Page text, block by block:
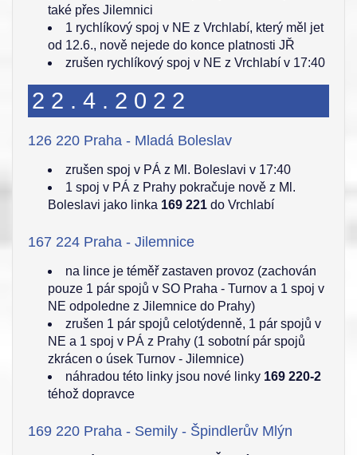
také přes Jilemnici
1 rychlíkový spoj v NE z Vrchlabí, který měl jet
od 12.6., nově nejede do konce platnosti JŘ
zrušen rychlíkový spoj v NE z Vrchlabí v 17:40
22.4.2022
126 220 Praha - Mladá Boleslav
zrušen spoj v PÁ z Ml. Boleslavi v 17:40
1 spoj v PÁ z Prahy pokračuje nově z Ml.
Boleslavi jako linka 169 221 do Vrchlabí
167 224 Praha - Jilemnice
na lince je téměř zastaven provoz (zachován
pouze 1 pár spojů v SO Praha - Turnov a 1 spoj v
NE odpoledne z Jilemnice do Prahy)
zrušen 1 pár spojů celotýdenně, 1 pár spojů v
NE a 1 spoj v PÁ z Prahy (1 sobotní pár spojů
zkrácen o úsek Turnov - Jilemnice)
náhradou této linky jsou nové linky 169 220-2
téhož dopravce
169 220 Praha - Semily - Špindlerův Mlýn